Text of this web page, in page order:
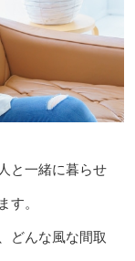
と一緒に暮らせ
す。
どんな風な間取